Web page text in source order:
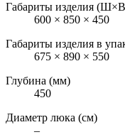
Габариты изделия
600 × 850 × 450
Габариты изделия в
675 × 890 × 550
Глубина (мм)
450
Диаметр люка (см)
–